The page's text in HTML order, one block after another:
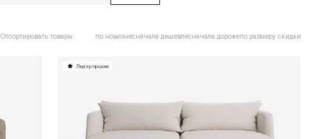
от
Отсортировать товары: по новизнесначала дешевлесначала дорожепо размеру скидки
Лидер продаж